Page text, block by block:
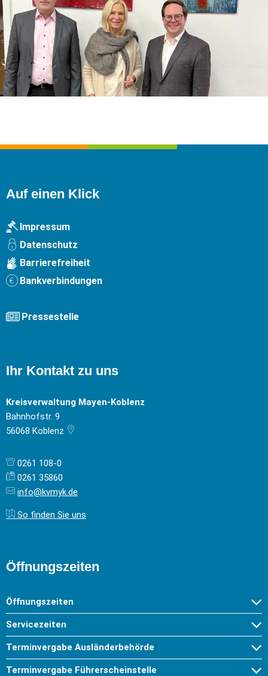
Auf einen Klick
Impressum
Datenschutz
Barrierefreiheit
Bankverbindungen
Pressestelle
Ihr Kontakt zu uns
Kreisverwaltung Mayen-Koblenz
Bahnhofstr. 9
56068 Koblenz
0261 108-0
0261 35860
info@kvmyk.de
So finden Sie uns
Öffnungszeiten
Öffnungszeiten
Servicezeiten
Terminvergabe Ausländerbehörde
Terminvergabe Führerscheinstelle